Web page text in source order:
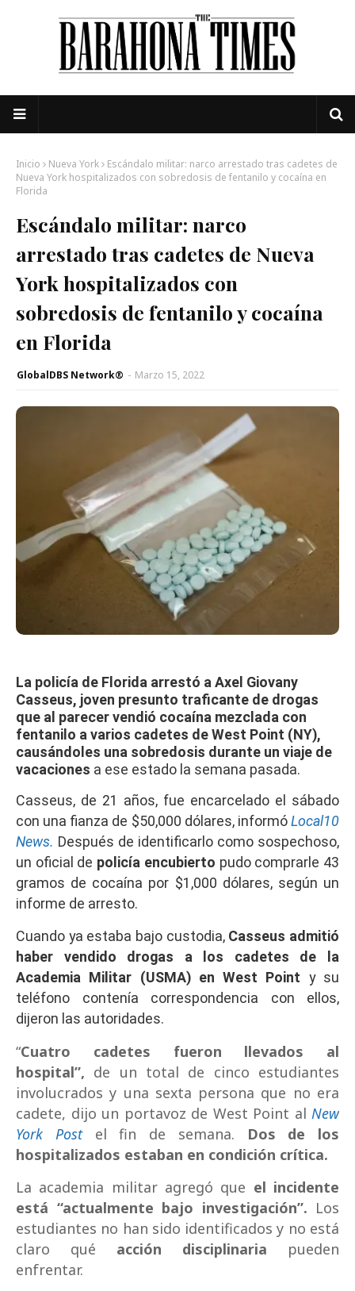
Inicio Nueva York
Escándalo militar: narco arrestado tras cadetes de
Nueva York hospitalizados con sobredosis de fentanilo y cocaína en
Florida
Escándalo militar: narco
arrestado tras cadetes de Nueva
York hospitalizados con
sobredosis de fentanilo y cocaína
en Florida
GlobalDBS Network® - Marzo 15, 2022
La policía de Florida arrestó a Axel Giovany
Casseus, joven presunto traficante de drogas
que al parecer vendió cocaína mezclada con
fentanilo a varios cadetes de West Point (NY),
causándoles una sobredosis durante un viaje de
vacaciones a ese estado la semana pasada.
Casseus, de 21 años, fue encarcelado el sábado
con una fianza de $50,000 dólares, informóLocal10
News. Después de identificarlo como sospechoso,
un oficial de policía encubierto pudo comprarle 43
gramos de cocaína por $1,000 dólares, según un
informe de arresto.
Cuando ya estaba bajo custodia, Casseus admitió
haber vendido drogas a los cadetes de la
Academia Militar (USMA) en West Point y su
teléfono contenía correspondencia con ellos,
dijeron las autoridades.
“Cuatro cadetes fueron llevados al
hospital”, de un total de cinco estudiantes
involucrados y una sexta persona que no era
cadete, dijo un portavoz de West Point al New
York Postel fin de semana.
Dos de los
hospitalizados estaban en condición crítica.
La academia militar agregó que el incidente
está “actualmente bajo investigación”. Los
estudiantes no han sido identificados y no está
claro qué acción disciplinaria pueden
enfrentar.